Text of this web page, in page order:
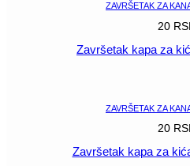
ZAVRŠETAK ZA
20
Završetak kapa za
ZAVRŠETAK ZA
20
Završetak kapa za